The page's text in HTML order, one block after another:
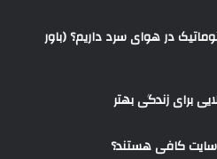
در هوای سرد داریم؟ (باور
برای زندگی بهتر
سایت کافی هستند؟